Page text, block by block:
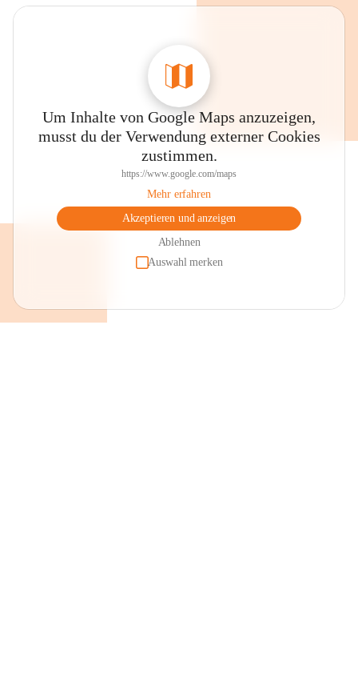
Um Inhalte von Google Maps anzuzeigen,
musst du der Verwendung externer Cookies
zustimmen.
https://www.google.com/maps
Mehr erfahren
Akzeptieren und anzeigen
Ablehnen
Auswahl merken